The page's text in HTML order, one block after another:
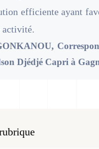
efficiente ayant
activité.
Djédjé Capri à